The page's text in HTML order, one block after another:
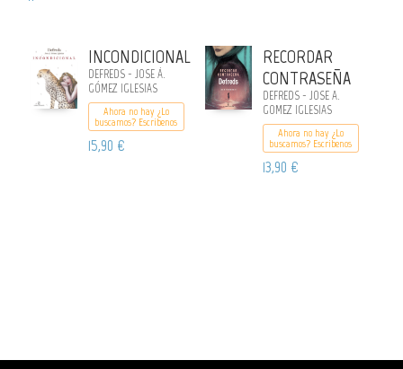
INCONDICIONAL
DEFREDS - JOSE Á.
GÓMEZ IGLESIAS
Ahora no hay ¿Lo
buscamos? Escribenos
15,90 €
RECORDAR
CONTRASEÑA
DEFREDS - JOSE A.
GOMEZ IGLESIAS
Ahora no hay ¿Lo
buscamos? Escribenos
13,90 €